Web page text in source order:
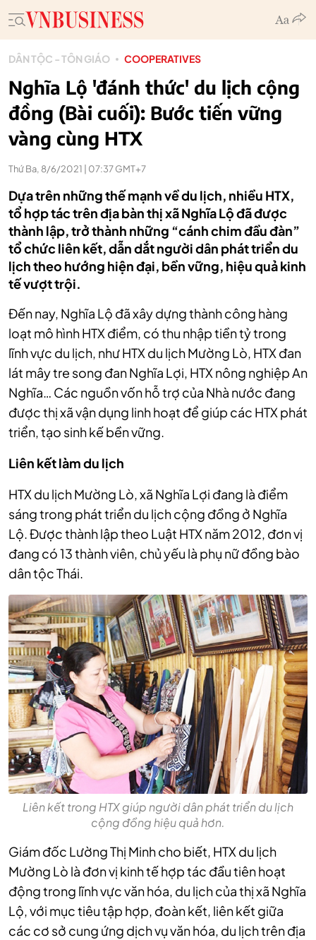
DÂN TỘC - TÔN GIÁO COOPERATIVES
Nghĩa Lộ 'đánh thức' du lịch cộng
đồng (Bài cuối): Bước tiến vững
vàng cùng HTX
Thứ Ba, 8/6/2021 | 07:37 GMT+7
Dựa trên những thế mạnh về du lịch, nhiều HTX,
tổ hợp tác trên địa bàn thị xã Nghĩa Lộ đã được
thành lập, trở thành những “cánh chim đầu đàn”
tổ chức liên kết, dẫn dắt người dân phát triển du
lịch theo hướng hiện đại, bền vững, hiệu quả kinh
tế vượt trội.
Đến nay, Nghĩa Lộ đã xây dựng thành công hàng
loạt mô hình HTX điểm, có thu nhập tiền tỷ trong
lĩnh vực du lịch, như HTX du lịch Mường Lò, HTX đan
lát mây tre song đan Nghĩa Lợi, HTX nông nghiệp An
Nghĩa… Các nguồn vốn hỗ trợ của Nhà nước đang
được thị xã vận dụng linh hoạt để giúp các HTX phát
triển, tạo sinh kế bền vững.
Liên kết làm du lịch
HTX du lịch Mường Lò, xã Nghĩa Lợi đang là điểm
sáng trong phát triển du lịch cộng đồng ở Nghĩa
Lộ. Được thành lập theo Luật HTX năm 2012, đơn vị
đang có 13 thành viên, chủ yếu là phụ nữ đồng bào
dân tộc Thái.
Liên kết trong HTX giúp người dân phát triển du lịch
cộng đồng hiệu quả hơn.
Giám đốc Lường Thị Minh cho biết, HTX du lịch
Mường Lò là đơn vị kinh tế hợp tác đầu tiên hoạt
động trong lĩnh vực văn hóa, du lịch của thị xã Nghĩa
Lộ, với mục tiêu tập hợp, đoàn kết, liên kết giữa
các cơ sở cung ứng dịch vụ văn hóa, du lịch trên địa